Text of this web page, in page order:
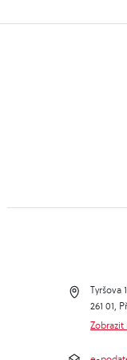
Tyršova
261 01,
Zobrazit